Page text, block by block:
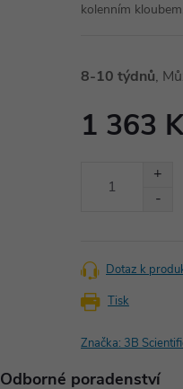
kolenním kloubem.
8-10 týdnů
1 363
Tisk
Dotaz k
Značka: 3B
Odborné poradenství